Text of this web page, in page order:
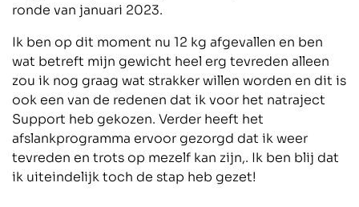
ronde van januari 2023.
Ik ben op dit moment nu 12 kg afgevallen en ben
wat betreft mijn gewicht heel erg tevreden alleen
zou ik nog graag wat strakker willen worden en dit is
ook een van de redenen dat ik voor het natraject
Support heb gekozen. Verder heeft het
afslankprogramma ervoor gezorgd dat ik weer
tevreden en trots op mezelf kan zijn,. Ik ben blij dat
ik uiteindelijk toch de stap heb gezet!